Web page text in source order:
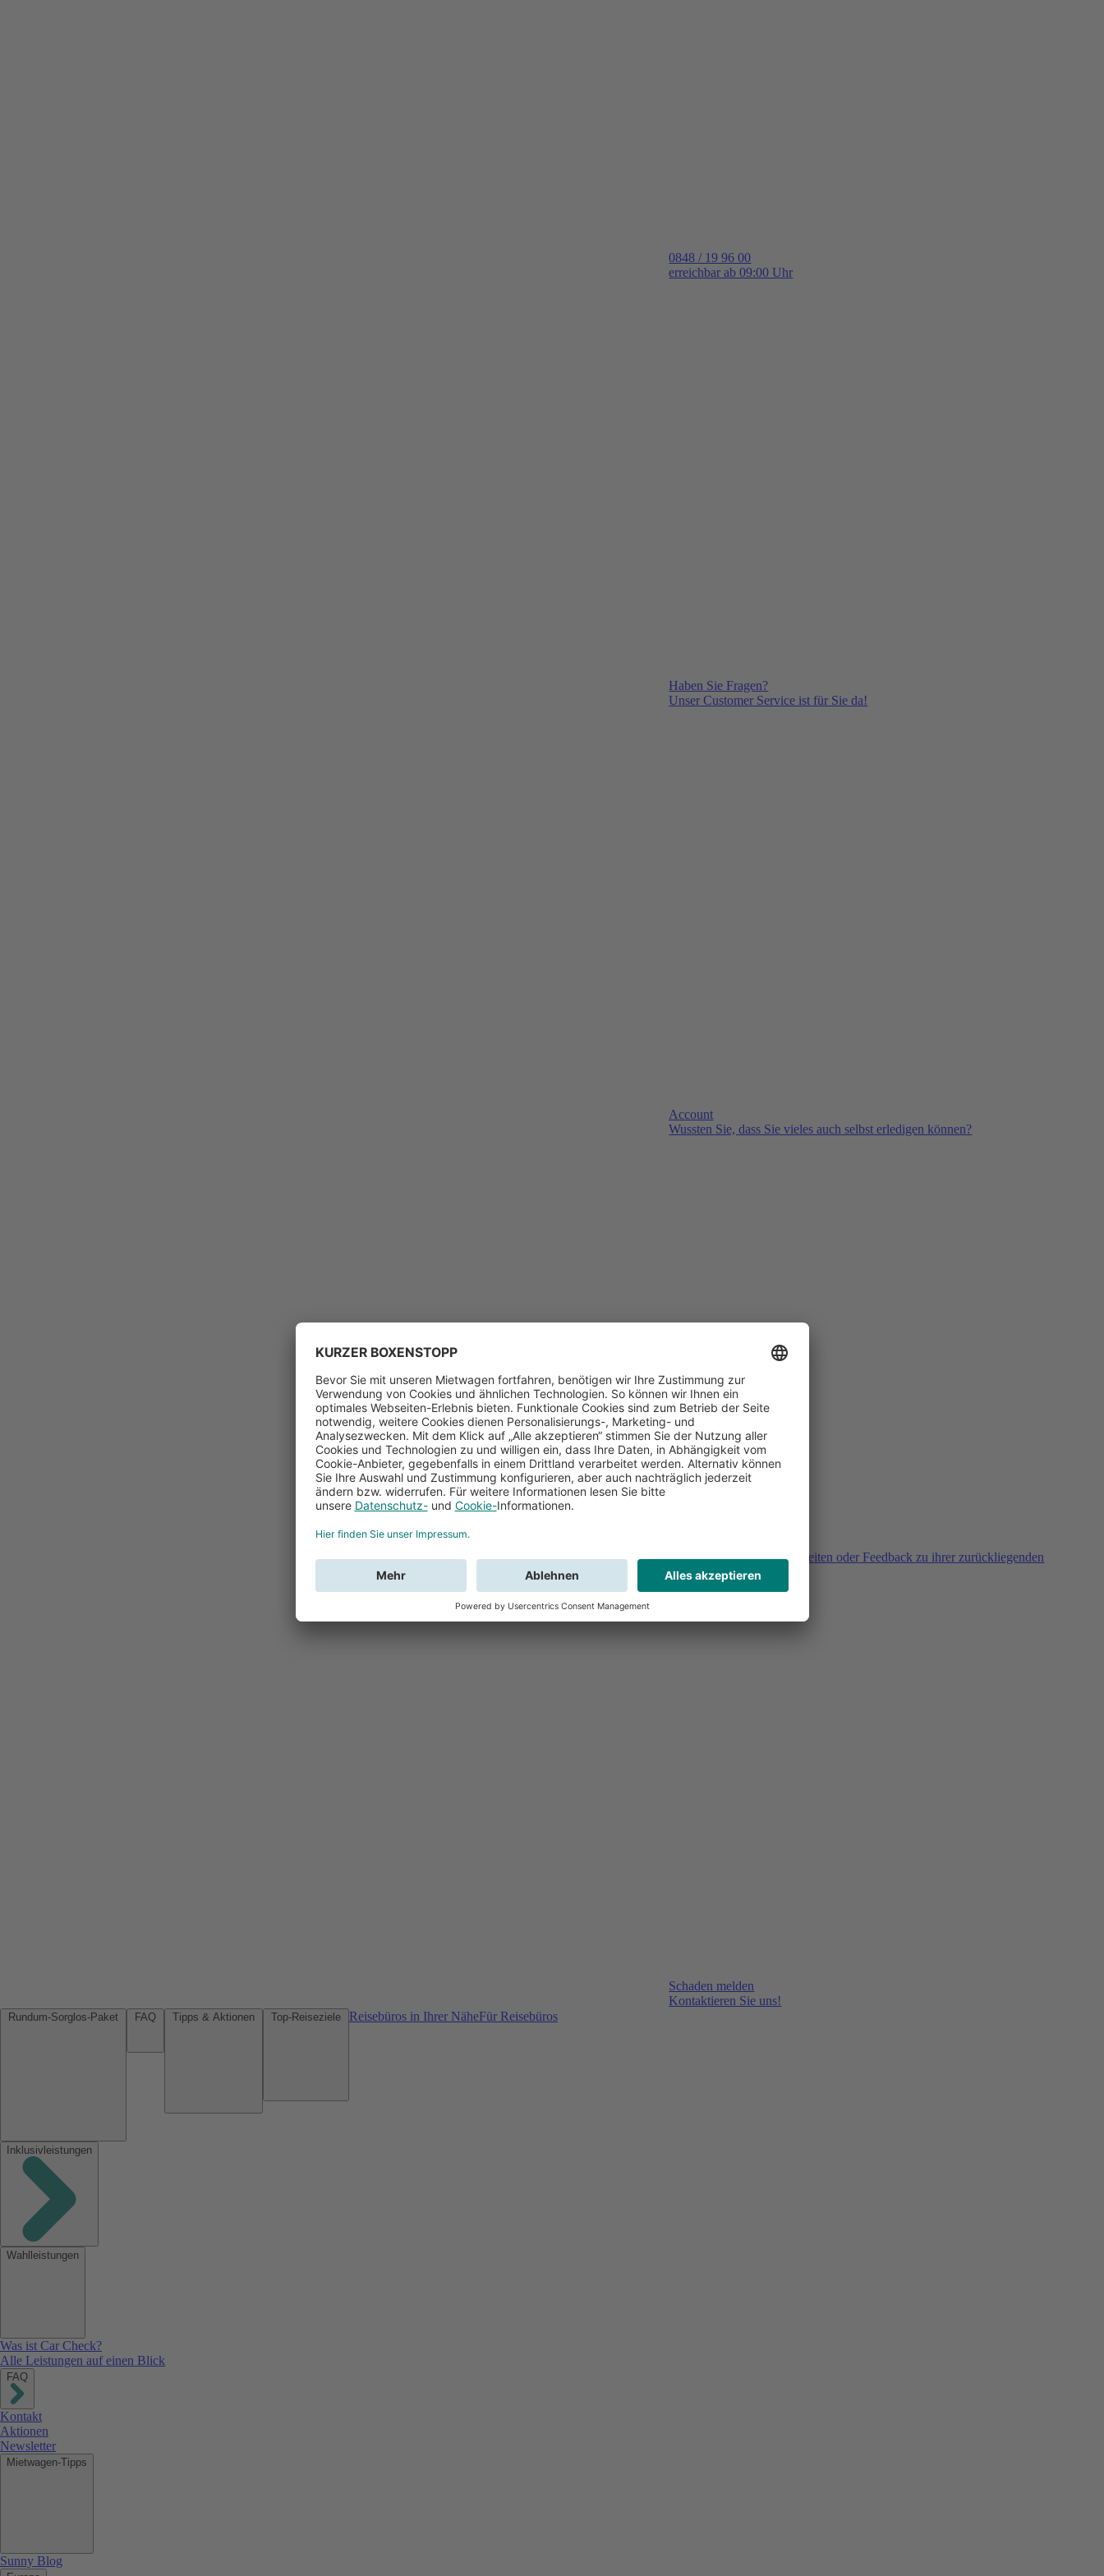
0848 / 19 96 00
erreichbar ab 09:00 Uhr
Haben Sie Fragen?
Unser Customer Service ist für Sie da!
Account
Wussten Sie, dass Sie vieles auch selbst erledigen können?
Sie haben Fragen, Unklarheiten oder Feedback zu ihrer zurückliegenden
Buchung?
Schaden melden
Kontaktieren Sie uns!
Reisebüros in Ihrer NäheFür Reisebüros
Inklusivleistungen
Wahlleistungen
Was ist Car Check?
Alle Leistungen auf einen Blick
FAQ
Kontakt
Aktionen
Newsletter
Mietwagen-Tipps
Sunny Blog